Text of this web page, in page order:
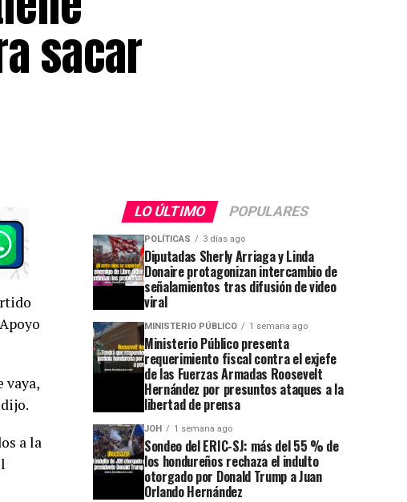
sacar
vaya,
a la
LO ÚLTIMO POPULARES
POLÍTICAS 3 días ago
Diputadas Sherly Arriaga y Linda
Donaire protagonizan intercambio de
señalamientos tras difusión de video
viral
MINISTERIO PÚBLICO 1 semana ago
Ministerio Público presenta
requerimiento fiscal contra el exjefe
de las Fuerzas Armadas Roosevelt
Hernández por presuntos ataques a la
libertad de prensa
JOH 1 semana ago
Sondeo del ERIC-SJ: más del 55 % de
los hondureños rechaza el indulto
otorgado por Donald Trump a Juan
Orlando Hernández